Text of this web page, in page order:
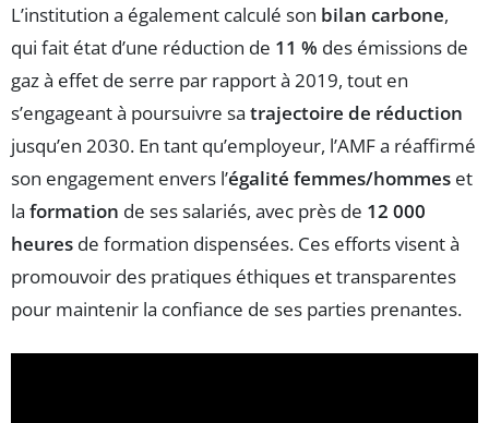
L’institution a également calculé son bilan carbone,
qui fait état d’une réduction de 11 % des émissions de
gaz à effet de serre par rapport à 2019, tout en
s’engageant à poursuivre sa trajectoire de réduction
jusqu’en 2030. En tant qu’employeur, l’AMF a réaffirmé
son engagement envers l’égalité femmes/hommes et
la formation de ses salariés, avec près de 12 000
heures de formation dispensées. Ces efforts visent à
promouvoir des pratiques éthiques et transparentes
pour maintenir la confiance de ses parties prenantes.